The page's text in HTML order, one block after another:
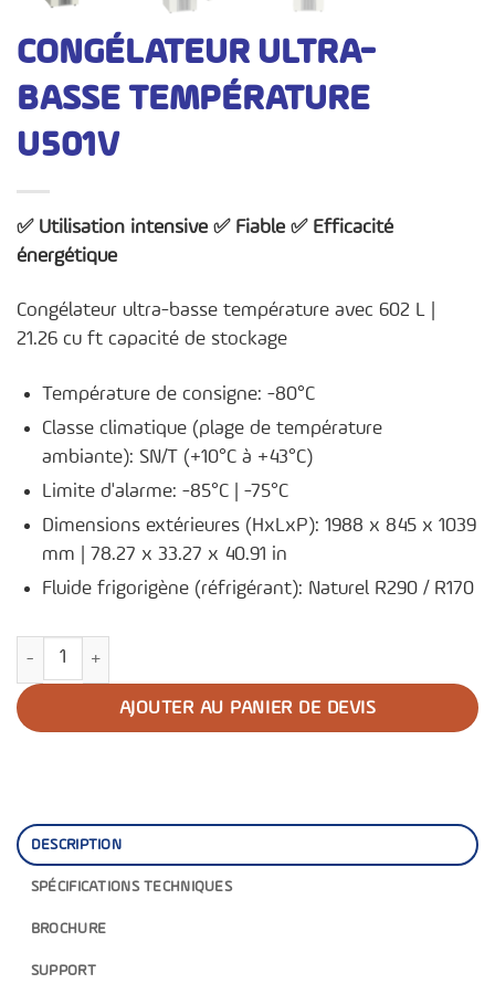
CONGÉLATEUR ULTRA-
BASSE TEMPÉRATURE
U501V
✅ Utilisation intensive ✅ Fiable ✅ Efficacité
énergétique
Congélateur ultra-basse température avec 602 L |
21.26 cu ft capacité de stockage
Température de consigne: -80°C
Classe climatique (plage de température
ambiante): SN/T (+10°C à +43°C)
Limite d'alarme: -85°C | -75°C
Dimensions extérieures (HxLxP): 1988 x 845 x 1039
mm | 78.27 x 33.27 x 40.91 in
Fluide frigorigène (réfrigérant): Naturel R290 / R170
quantité de Congélateur ultra-basse température U501V
AJOUTER AU PANIER DE DEVIS
DESCRIPTION
SPÉCIFICATIONS TECHNIQUES
BROCHURE
SUPPORT